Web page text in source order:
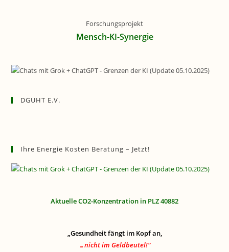
Forschungsprojekt
Mensch-KI-Synergie
DGUHT E.V.
Ihre Energie Kosten Beratung – Jetzt!
Aktuelle CO2-Konzentration in PLZ 40882
„Gesundheit fängt im Kopf an,
…nicht im Geldbeutel!“